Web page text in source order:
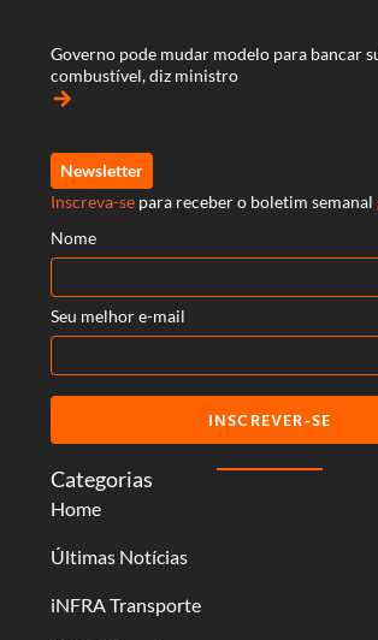
Categorias
Home
Últimas Notícias
iNFRA Transporte
Governo pode mudar modelo para bancar
combustível, diz ministro
arrow_forward
Newsletter
Inscreva-se para receber o boletim semanal
Nome
Seu melhor e-mail
INSCREVER-SE